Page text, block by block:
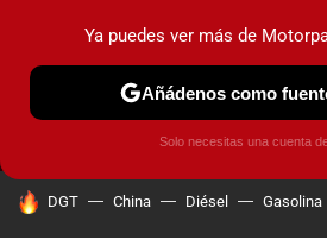
MENÚ
COCHES ELÉCTRICOS
HOY SE HABLA DE
DGT China Diésel Gasolina
Ya puedes ver más de
Añádenos como
Solo necesitas una cuenta